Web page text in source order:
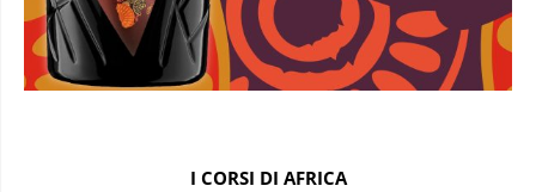
I CORSI DI AFRICA